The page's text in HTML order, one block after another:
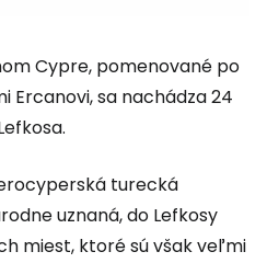
Cypre, pomenované po
Ercanovi, sa nachádza 24
turecká
uznaná, do Lefkosy
miest, ktoré sú však veľmi